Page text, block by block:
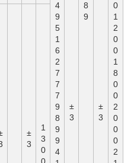
4
9
5
1
6
2
7
7
7
9
8
9
9
4
8
9
0
1
2
0
0
1
8
0
0
2
0
0
0
2
±
3
±
3
±
3
1
3
0